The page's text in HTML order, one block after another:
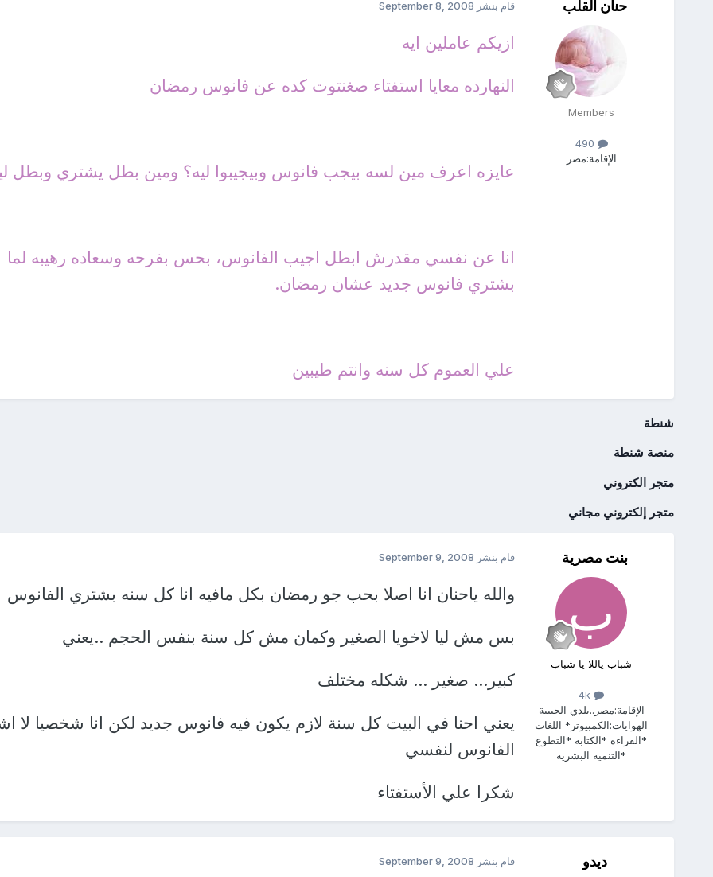
حنان القلب
Members
الإقامة:مصر
قام بنشر September 8, 2008
ازيكم عاملين ايه
النهارده معايا استفتاء صغنتوت كده عن فانوس رمضان
عايزه اعرف مين لسه بيجب فانوس وبيجيبوا ليه؟ ومين بطل يشتري وبطل
انا عن نفسي مقدرش ابطل اجيب الفانوس، بحس بفرحه وسعاده رهيبه لما
بشتري فانوس جديد عشان رمضان.
علي العموم كل سنه وانتم طيبين
شنطة
منصة شنطة
متجر الكتروني
متجر إلكتروني مجاني
بنت مصرية
شباب ياللا يا شباب
4k
الإقامة:مصر..بلدي الحبيبة
الهوايات:الكمبيوتر* اللغات
*القراءه *الكتابه *التطوع
*التنميه البشريه
قام بنشر September 9, 2008
والله ياحنان انا اصلا بحب جو رمضان بكل مافيه انا كل سنه بشتري الفانوس
بس مش ليا لاخويا الصغير وكمان مش كل سنة بنفس الحجم ..يعني
كبير... صغير ... شكله مختلف
يعني احنا في البيت كل سنة لازم يكون فيه فانوس جديد لكن انا شخصيا لا
الفانوس لنفسي
شكرا علي الأستفتاء
ديدو قام بنشر September 9, 2008